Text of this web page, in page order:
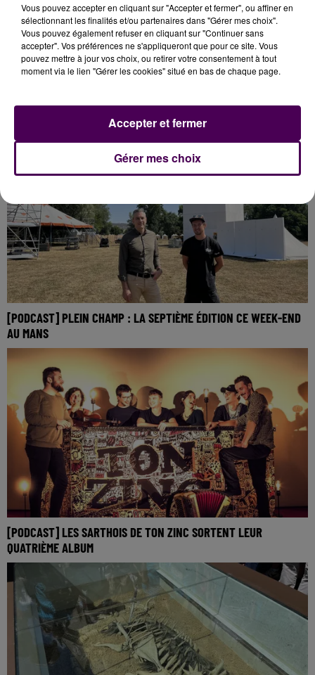
[PODCAST] LES NATURISTES SARTHOIS FONT AUSSI TOMBER LES
[PODCAST] PLEIN CHAMP : LA SEPTIÈME ÉDITION CE WEEK-END
AU MANS
[PODCAST] LES SARTHOIS DE TON ZINC SORTENT LEUR
QUATRIÈME ALBUM
Vous pouvez accepter en cliquant sur "Accepter et fermer", ou affiner en
sélectionnant les finalités et/ou partenaires dans "Gérer mes choix".
Vous pouvez également refuser en cliquant sur "Continuer sans
accepter". Vos préférences ne s'appliqueront que pour ce site. Vous
pouvez mettre à jour vos choix, ou retirer votre consentement à tout
moment via le lien "Gérer les cookies" situé en bas de chaque page.
Gérer mes choix
Accepter et fermer